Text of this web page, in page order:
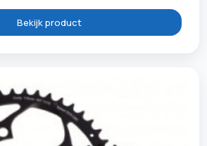
Bekijk product